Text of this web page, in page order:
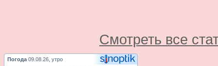
Смотреть все
Погода 09.08.26, утро